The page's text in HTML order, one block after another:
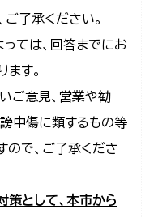
了承ください。
ては、回答までにお
す。
ご意見、営業や勧
中傷に類するもの等
ので、ご了承くださ
策として、本市から